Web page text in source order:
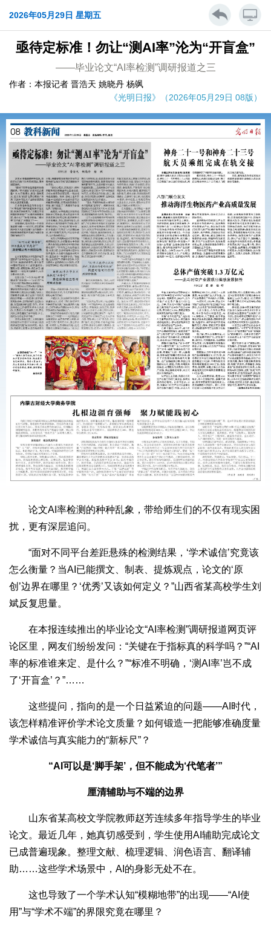
2026年05月29日 星期五
亟待定标准！勿让“测AI率”沦为“开盲盒”
——毕业论文“AI率检测”调研报道之三
作者：本报记者 晋浩天 姚晓丹 杨飒
《光明日报》（2026年05月29日 08版）
论文AI率检测的种种乱象，带给师生们的不仅有现实困
扰，更有深层追问。
“面对不同平台差距悬殊的检测结果，‘学术诚信’究竟该
怎么衡量？当AI已能撰文、制表、提炼观点，论文的‘原
创’边界在哪里？‘优秀’又该如何定义？”山西省某高校学生刘
斌反复思量。
在本报连续推出的毕业论文“AI率检测”调研报道网页评
论区里，网友们纷纷发问：“关键在于指标真的科学吗？”“AI
率的标准谁来定、是什么？”“标准不明确，‘测AI率’岂不成
了‘开盲盒’？”……
这些提问，指向的是一个日益紧迫的问题——AI时代，
该怎样精准评价学术论文质量？如何锻造一把能够准确度量
学术诚信与真实能力的“新标尺”？
“AI可以是‘脚手架’，但不能成为‘代笔者’”
厘清辅助与不端的边界
山东省某高校文学院教师赵芳连续多年指导学生的毕业
论文。最近几年，她真切感受到，学生使用AI辅助完成论文
已成普遍现象。整理文献、梳理逻辑、润色语言、翻译辅
助……这些学术场景中，AI的身影无处不在。
这也导致了一个学术认知“模糊地带”的出现——“AI使
用”与“学术不端”的界限究竟在哪里？